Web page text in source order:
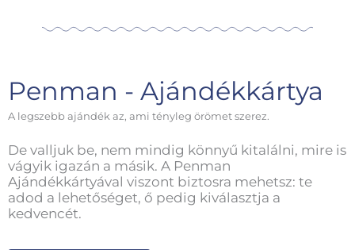
Penman - Ajándékkártya
A legszebb ajándék az, ami tényleg örömet szerez.
De valljuk be, nem mindig könnyű kitalálni, mire is
vágyik igazán a másik. A Penman
Ajándékkártyával viszont biztosra mehetsz: te
adod a lehetőséget, ő pedig kiválasztja a
kedvencét.